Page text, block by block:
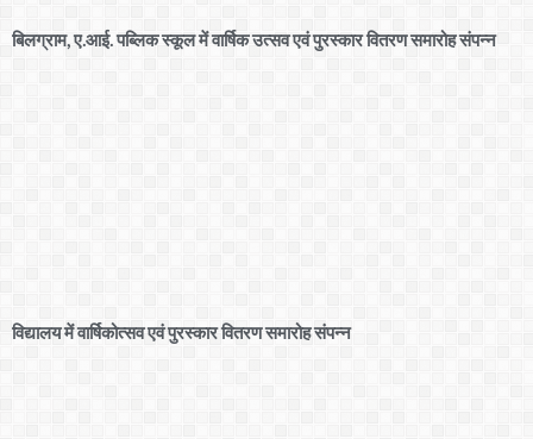
बिलग्राम, ए.आई. पब्लिक स्कूल में वार्षिक उत्सव एवं पुरस्कार वितरण समारोह संपन्न
विद्यालय में वार्षिकोत्सव एवं पुरस्कार वितरण समारोह संपन्न